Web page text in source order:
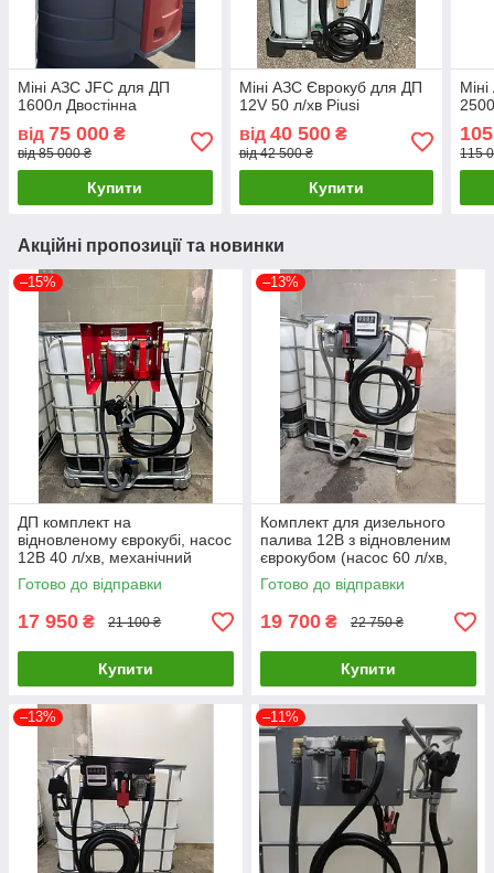
Міні АЗС JFC для ДП
1600л Двостінна
від 75 000 ₴
від 85 000 ₴
Купити
Міні АЗС Єврокуб для ДП
12V 50 л/хв Piusi
від 40 500₴
від 42 500 ₴
Купити
115
Акційні пропозиції та новинки
–15%
ДП комплект на
відновленому єврокубі, насос
12В 40 л/хв, механічний
пістолет з електронним
лічильником, металевий
фільтр
Готово до відправки
17 950 ₴ 21 100 ₴
Купити
–13%
Комплект для дизельного
палива 12В з відновленим
єврокубом (насос 60 л/хв,
автоматичний пістолет,
лічильник, фільтр, шланги)
Готово до відправки
19 700 ₴ 22 750 ₴
Купити
–13% –11%